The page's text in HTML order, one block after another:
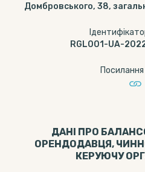
Домбровського, 38,
RGL001-UA-
ДАНІ ПРО
ОРЕНДОДАВЦЯ,
КЕРУЮЧУ